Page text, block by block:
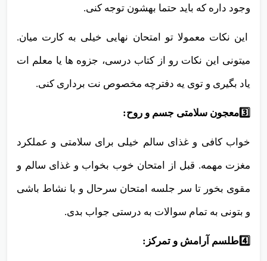
وجود داره که باید حتما بهشون توجه کنی.
این نکات معمولا تو امتحان نهایی خیلی به کارت میان.
میتونی این نکات رو از کتاب درسی، جزوه ها یا معلم ات
یاد بگیری و توی یه دفترچه مخصوص نت برداری کنی.
3️⃣معجون سلامتی جسم و روح:
خواب کافی و غذای سالم خیلی برای سلامتی و عملکرد
مغزت مهمه. قبل از امتحان خوب بخواب و غذای سالم و
مقوی بخور تا سر جلسه امتحان سرحال و با نشاط باشی
و بتونی به تمام سوالات به درستی جواب بدی.
4️⃣طلسم آرامش و تمرکز: